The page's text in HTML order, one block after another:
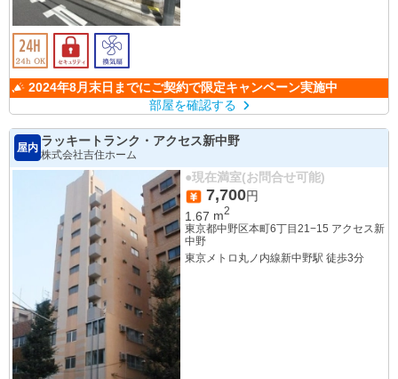
2024年8月末日までにご契約で限定キャンペーン実施中
部屋を確認する
屋内
ラッキートランク・アクセス新中野
株式会社吉住ホーム
●現在満室(お問合せ可能)
7,700円
1.67 m2
東京都中野区本町6丁目21−15 アクセス新
中野
東京メトロ丸ノ内線新中野駅 徒歩3分